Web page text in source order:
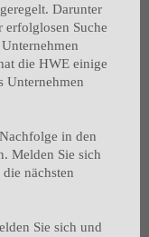
Darunter
erfolglosen Suche
die HWE einige
Unternehmen
in den
Melden Sie sich
nächsten
Sie sich und